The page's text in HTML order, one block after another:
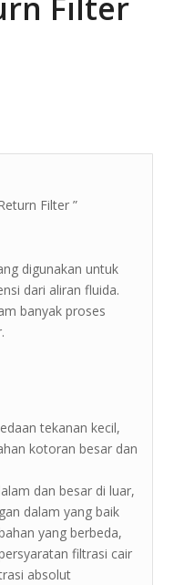
Filter
Filter ”
digunakan untuk
dari aliran fluida.
banyak proses
tekanan kecil,
kotoran besar dan
dan besar di luar,
dalam yang baik
yang berbeda,
filtrasi cair
absolut